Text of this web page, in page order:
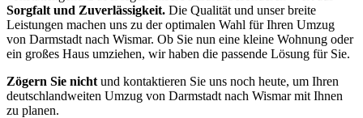
Sorgfalt und Zuverlässigkeit. Die Qualität und unser breite
Leistungen machen uns zu der optimalen Wahl für Ihren Umzug
von Darmstadt nach Wismar. Ob Sie nun eine kleine Wohnung oder
ein großes Haus umziehen, wir haben die passende Lösung für Sie.
Zögern Sie nicht und kontaktieren Sie uns noch heute, um Ihren
deutschlandweiten Umzug von Darmstadt nach Wismar mit Ihnen
zu planen.